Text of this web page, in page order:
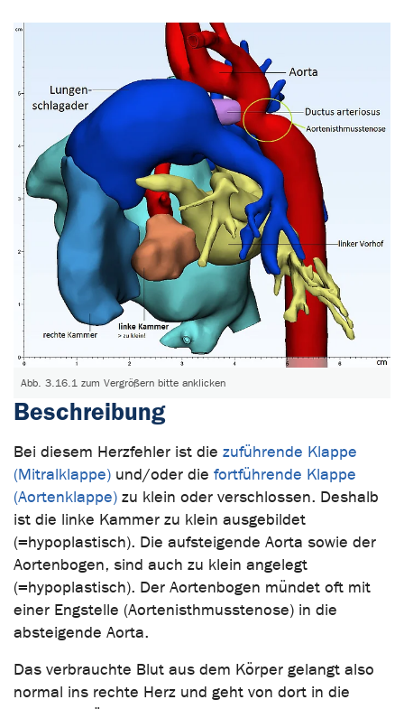
Abb. 3.16.1 zum Vergrößern bitte anklicken
Beschreibung
Bei diesem Herzfehler ist die zuführende Klappe
(Mitralklappe) und/oder die fortführende Klappe
(Aortenklappe) zu klein oder verschlossen. Deshalb
ist die linke Kammer zu klein ausgebildet
(=hypoplastisch). Die aufsteigende Aorta sowie der
Aortenbogen, sind auch zu klein angelegt
(=hypoplastisch). Der Aortenbogen mündet oft mit
einer Engstelle (Aortenisthmusstenose) in die
absteigende Aorta.
Das verbrauchte Blut aus dem Körper gelangt also
normal ins rechte Herz und geht von dort in die